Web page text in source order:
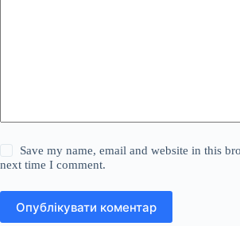
Save my name, email and website in this
next time I comment.
Опублікувати коментар